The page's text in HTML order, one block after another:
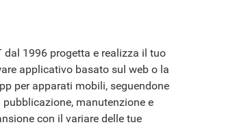
dal 1996 progetta e realizza il tuo
applicativo basato sul web o la
per apparati mobili, seguendone
pubblicazione, manutenzione e
con il variare delle tue